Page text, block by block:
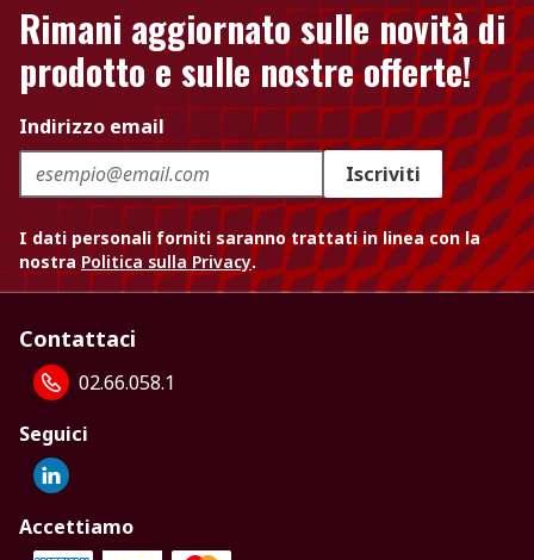
Rimani aggiornato sulle novità di
prodotto e sulle nostre offerte!
Indirizzo email
Iscriviti
I dati personali forniti saranno trattati in linea con la
nostra Politica sulla Privacy.
Contattaci
02.66.058.1
Seguici
Accettiamo